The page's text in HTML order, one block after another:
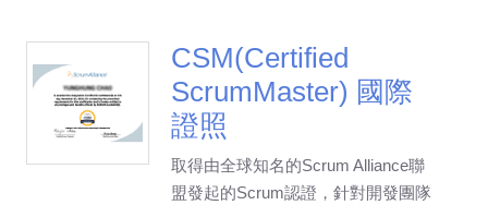
CSM(Certified
ScrumMaster) 國際
證照
取得由全球知名的Scrum Alliance聯
盟發起的Scrum認證，針對開發團隊